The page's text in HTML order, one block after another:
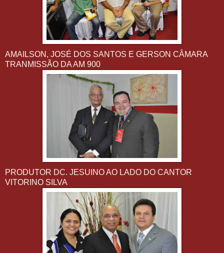
AMAILSON, JOSÉ DOS SANTOS E GERSON CÂMARA
TRANMISSÃO DA AM 900
PRODUTOR DC. JESUINO AO LADO DO CANTOR
VITORINO SILVA